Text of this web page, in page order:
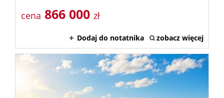
cena 866 000 zł
Dodaj do notatnika zobacz więcej